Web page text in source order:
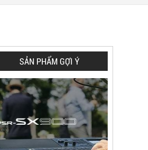
SẢN PHẨM GỢI Ý